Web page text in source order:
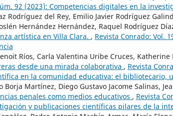
92 (2023): Competencias digitales en la
Rodríguez del Rey, Emilio Javier Rodríguez
Hernández Hernández, Raquel Rodríguez
artística en Villa Clara. , Revista Conrado: Vol.
Ríos, Carla Valentina Uribe Cruces, Katherine
desde una mirada colaborativa , Revista
en la comunidad educativa: el bibliotecario,
Borja Martínez, Diego Gustavo Jacome Salinas,
penales como medios educativos , Revista
y publicaciones científicas pilares de la